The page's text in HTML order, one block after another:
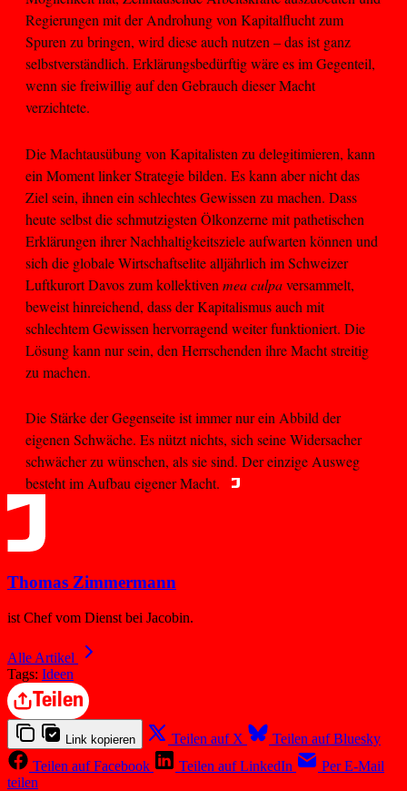
Regierungen mit der Androhung von Kapitalflucht zum
Spuren zu bringen, wird diese auch nutzen – das ist ganz
selbstverständlich. Erklärungsbedürftig wäre es im Gegenteil,
wenn sie freiwillig auf den Gebrauch dieser Macht
verzichtete.
Die Machtausübung von Kapitalisten zu delegitimieren, kann
ein Moment linker Strategie bilden. Es kann aber nicht das
Ziel sein, ihnen ein schlechtes Gewissen zu machen. Dass
heute selbst die schmutzigsten Ölkonzerne mit pathetischen
Erklärungen ihrer Nachhaltigkeitsziele aufwarten können und
sich die globale Wirtschaftselite alljährlich im Schweizer
Luftkurort Davos zum kollektiven mea culpaversammelt,
beweist hinreichend, dass der Kapitalismus auch mit
schlechtem Gewissen hervorragend weiter funktioniert. Die
Lösung kann nur sein, den Herrschenden ihre Macht streitig
zu machen.
Die Stärke der Gegenseite ist immer nur ein Abbild der
eigenen Schwäche. Es nützt nichts, sich seine Widersacher
schwächer zu wünschen, als sie sind. Der einzige Ausweg
besteht im Aufbau eigener Macht.
Thomas Zimmermann
ist Chef vom Dienst bei Jacobin.
Alle Artikel
Tags: Ideen
Teilen
Link kopieren Teilen auf X
Teilen auf Bluesky
Teilen auf Facebook
Teilen auf LinkedIn
Per E-Mail
teilen